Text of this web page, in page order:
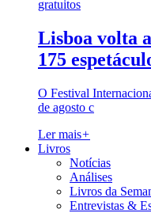
Lisboa volta
175
O Festival
de agosto c
Ler mais+
Livros
Notícias
Análises
Livros da
Entrevistas &